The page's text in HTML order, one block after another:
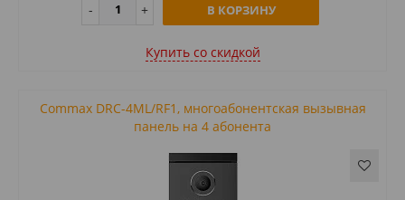
В КОРЗИНУ
Купить cо скидкой
Commax DRC-4ML/RF1, многоабонентская вызывная
панель на 4 абонента